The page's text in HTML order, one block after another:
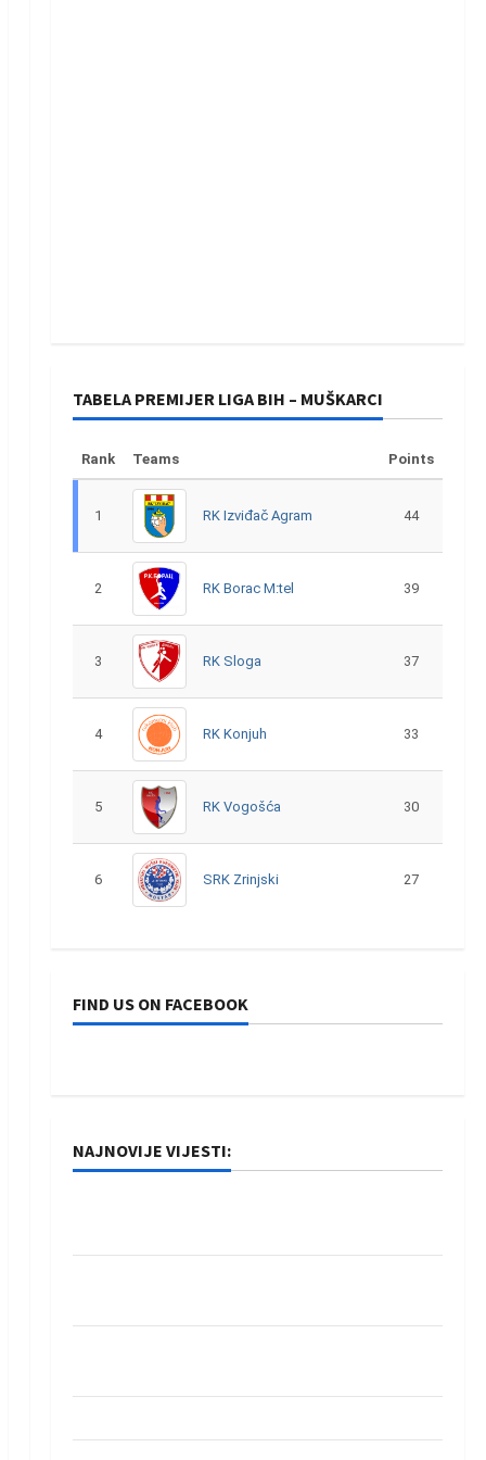
TABELA PREMIJER LIGA BIH – MUŠKARCI
Rank Teams Points
1 RK Izviđač Agram 44
2 RK Borac M:tel 39
3 RK Sloga 37
4 RK Konjuh 33
5 RK Vogošća 30
6 SRK Zrinjski 27
FIND US ON FACEBOOK
NAJNOVIJE VIJESTI: